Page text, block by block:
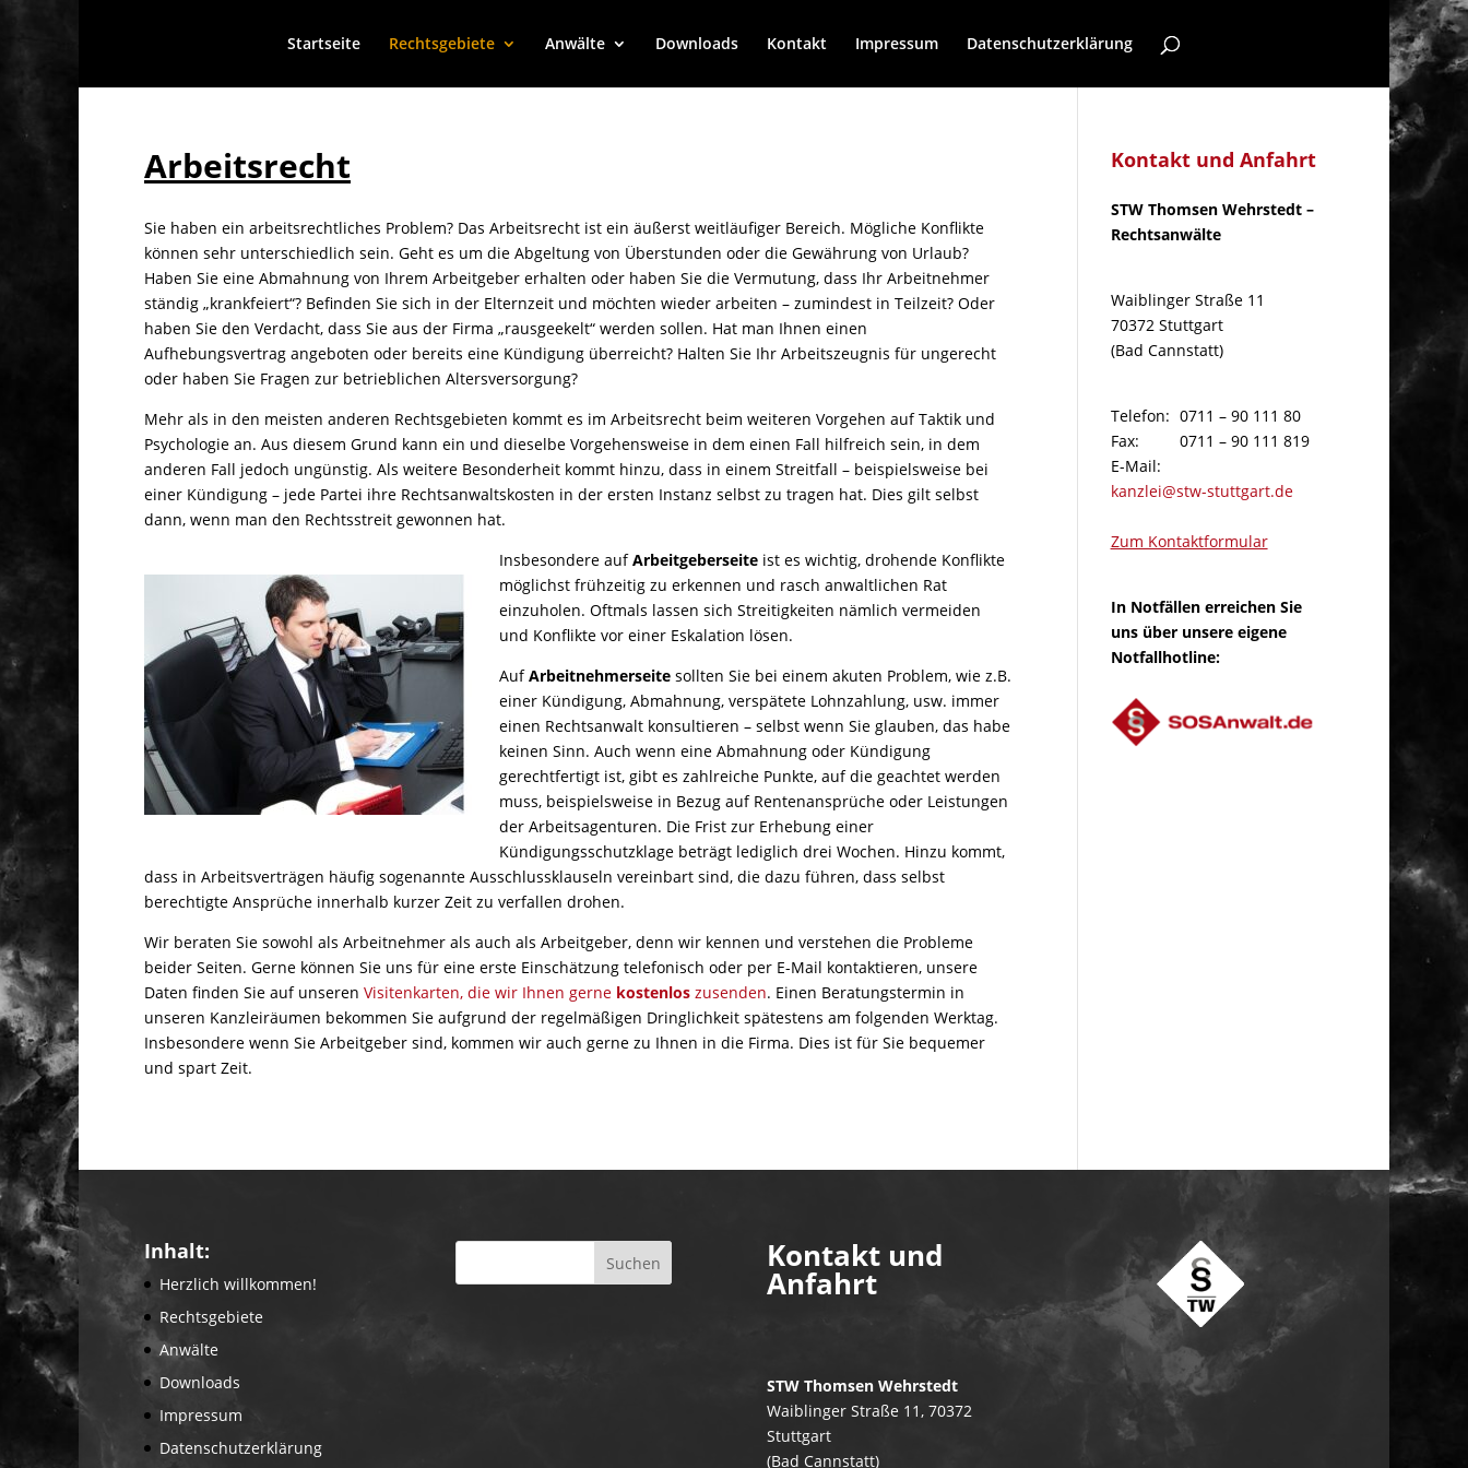
Startseite Rechtsgebiete Anwälte Downloads Kontakt Impressum Datenschutzerklärung
Arbeitsrecht
Sie haben ein arbeitsrechtliches Problem? Das Arbeitsrecht ist ein äußerst weitläufiger Bereich. Mögliche Konflikte
können sehr unterschiedlich sein. Geht es um die Abgeltung von Überstunden oder die Gewährung von Urlaub?
Haben Sie eine Abmahnung von Ihrem Arbeitgeber erhalten oder haben Sie die Vermutung, dass Ihr Arbeitnehmer
ständig „krankfeiert“? Befinden Sie sich in der Elternzeit und möchten wieder arbeiten – zumindest in Teilzeit? Oder
haben Sie den Verdacht, dass Sie aus der Firma „rausgeekelt“ werden sollen. Hat man Ihnen einen
Aufhebungsvertrag angeboten oder bereits eine Kündigung überreicht? Halten Sie Ihr Arbeitszeugnis für ungerecht
oder haben Sie Fragen zur betrieblichen Altersversorgung?
Mehr als in den meisten anderen Rechtsgebieten kommt es im Arbeitsrecht beim weiteren Vorgehen auf Taktik und
Psychologie an. Aus diesem Grund kann ein und dieselbe Vorgehensweise in dem einen Fall hilfreich sein, in dem
anderen Fall jedoch ungünstig. Als weitere Besonderheit kommt hinzu, dass in einem Streitfall – beispielsweise bei
einer Kündigung – jede Partei ihre Rechtsanwaltskosten in der ersten Instanz selbst zu tragen hat. Dies gilt selbst
dann, wenn man den Rechtsstreit gewonnen hat.
Insbesondere aufArbeitgeberseite ist es wichtig, drohende Konflikte
möglichst frühzeitig zu erkennen und rasch anwaltlichen Rat
einzuholen. Oftmals lassen sich Streitigkeiten nämlich vermeiden
und Konflikte vor einer Eskalation lösen.
AufArbeitnehmerseite sollten Sie bei einem akuten Problem, wie z.B.
einer Kündigung, Abmahnung, verspätete Lohnzahlung, usw. immer
einen Rechtsanwalt konsultieren – selbst wenn Sie glauben, das habe
keinen Sinn. Auch wenn eine Abmahnung oder Kündigung
gerechtfertigt ist, gibt es zahlreiche Punkte, auf die geachtet werden
muss, beispielsweise in Bezug auf Rentenansprüche oder Leistungen
der Arbeitsagenturen. Die Frist zur Erhebung einer
Kündigungsschutzklage beträgt lediglich drei Wochen. Hinzu kommt,
dass in Arbeitsverträgen häufig sogenannte Ausschlussklauseln vereinbart sind, die dazu führen, dass selbst
berechtigte Ansprüche innerhalb kurzer Zeit zu verfallen drohen.
Wir beraten Sie sowohl als Arbeitnehmer als auch als Arbeitgeber, denn wir kennen und verstehen die Probleme
beider Seiten. Gerne können Sie uns für eine erste Einschätzung telefonisch oder per E-Mail kontaktieren, unsere
Daten finden Sie auf unseren Visitenkarten, die wir Ihnen gerne kostenlos zusenden. Einen Beratungstermin in
unseren Kanzleiräumen bekommen Sie aufgrund der regelmäßigen Dringlichkeit spätestens am folgenden Werktag.
Insbesondere wenn Sie Arbeitgeber sind, kommen wir auch gerne zu Ihnen in die Firma. Dies ist für Sie bequemer
und spart Zeit.
Kontakt und Anfahrt
STW Thomsen Wehrstedt –
Rechtsanwälte
Waiblinger Straße 11
70372 Stuttgart
(Bad Cannstatt)
Telefon: 0711 – 90 111 80
Fax:
0711 – 90 111 819
E-Mail:
kanzlei@stw-stuttgart.de
Zum Kontaktformular
In Notfällen erreichen Sie
uns über unsere eigene
Notfallhotline:
Inhalt:
Herzlich willkommen!
Rechtsgebiete
Anwälte
Downloads
Impressum
Datenschutzerklärung
Kontakt und
Anfahrt
STW Thomsen Wehrstedt
Waiblinger Straße 11, 70372
Stuttgart
(Bad Cannstatt)